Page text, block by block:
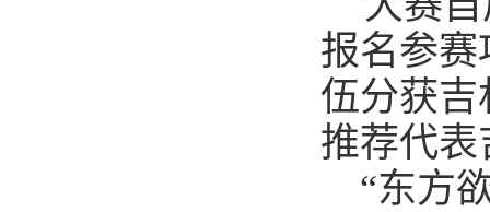
报名参赛
伍分获
推荐代
“东方